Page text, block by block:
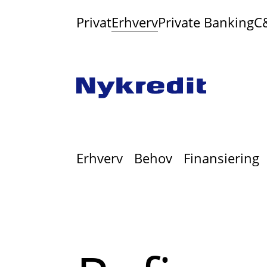
PrivatErhvervPrivate Banking
Erhverv Behov Finansiering